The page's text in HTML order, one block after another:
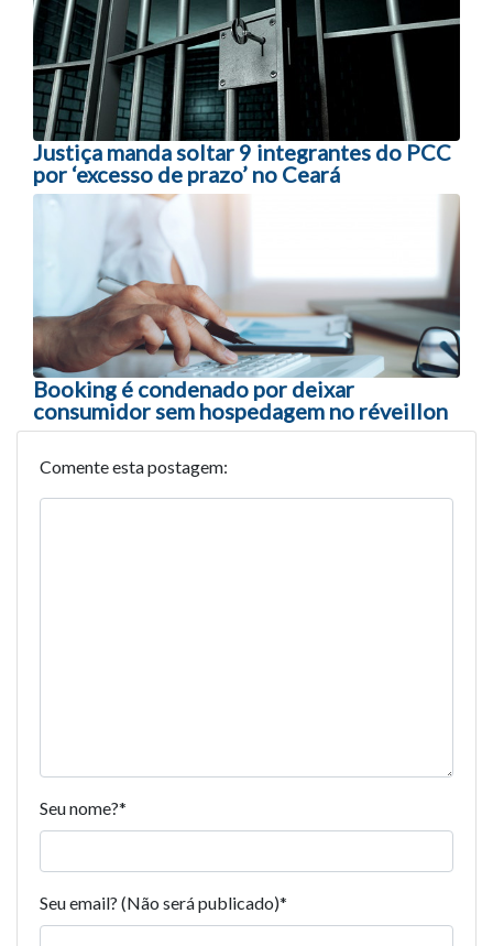
Justiça manda soltar 9 integrantes do PCC
por ‘excesso de prazo’ no Ceará
Booking é condenado por deixar
consumidor sem hospedagem no réveillon
Comente esta postagem:
Seu nome?*
Seu email? (Não será publicado)*